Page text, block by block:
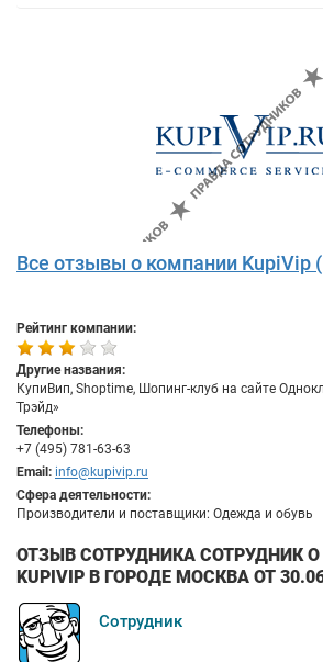
Все отзывы о компании KupiVip
Рейтинг компании:
Другие названия:
КупиВип, Shoptime, Шопинг-клуб на сайте
Трэйд»
Телефоны:
+7 (495) 781-63-63
Email: info@kupivip.ru
Сфера деятельности:
Производители и поставщики: Одежда и обувь
ОТЗЫВ СОТРУДНИКА СОТРУДНИК
KUPIVIP В ГОРОДЕ МОСКВА ОТ
Сотрудник